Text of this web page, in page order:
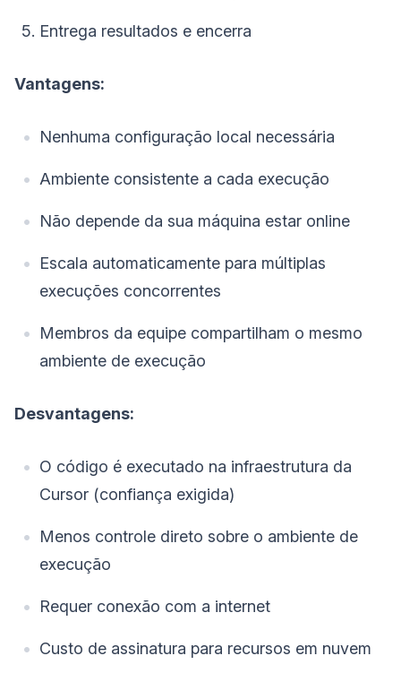
Entrega resultados e encerra
Vantagens:
Nenhuma configuração local necessária
Ambiente consistente a cada execução
Não depende da sua máquina estar online
Escala automaticamente para múltiplas
execuções concorrentes
Membros da equipe compartilham o mesmo
ambiente de execução
Desvantagens:
O código é executado na infraestrutura da
Cursor (confiança exigida)
Menos controle direto sobre o ambiente de
execução
Requer conexão com a internet
Custo de assinatura para recursos em nuvem